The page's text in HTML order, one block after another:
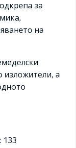
за
на
изложители, а
133